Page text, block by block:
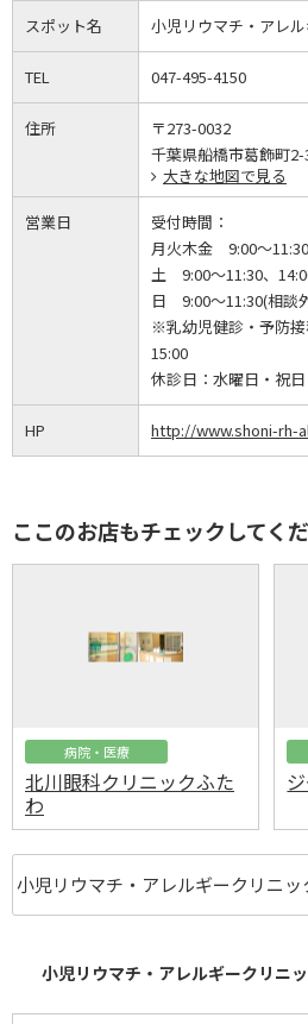
スポット名 小児リウマチ・アレ
TEL 047-495-4150
住所
〒273-0032
千葉県船橋市葛飾町
大きな地図で見る
営業日
受付時間：
月火木金 9:00～
土 9:00～11:30、
日 9:00～11:30(相談
※乳幼児健診・予防
15:00
休診日： 水曜日・祝日
HP http://www.shoni-rh-
ここのお店もチェックしてく
病院・医療
北川眼科クリニックふた
わ
小児リウマチ・アレルギークリニ
小児リウマチ・アレルギークリニ